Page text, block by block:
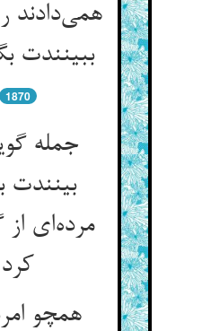
ببینندت
1870
جمله
بینندت
مرده‌‌ای از
همچو